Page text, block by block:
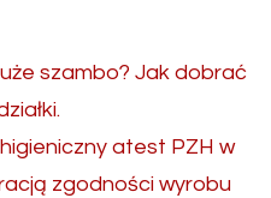
szambo? Jak dobrać
atest PZH w
zgodności wyrobu